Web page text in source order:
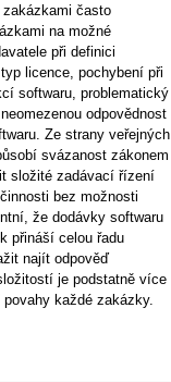
často
na možné
při definici
licence, pochybení při
softwaru, problematický
odpovědnost
Ze strany veřejných
svázanost zákonem
složité zadávací řízení
bez možnosti
že dodávky softwaru
přináší celou řadu
najít odpověď
je podstatně více
každé zakázky.